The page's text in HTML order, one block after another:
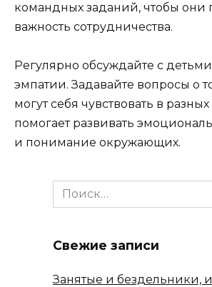
командных заданий, чтобы они
важность сотрудничества.
Регулярно обсуждайте с детьми
эмпатии. Задавайте вопросы о
могут себя чувствовать в
помогает развивать
и понимание окружающих.
Search
for:
Свежие записи
Занятые и бездельники,